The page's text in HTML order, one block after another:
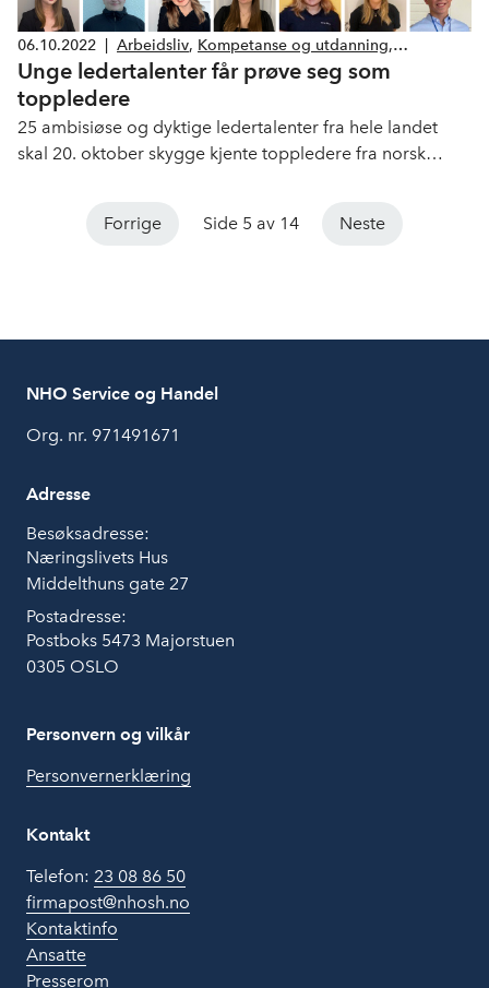
06.10.2022 Arbeidsliv, Kompetanse og utdanning,
Bemanning og rekruttering
Unge ledertalenter får prøve seg som
toppledere
25 ambisiøse og dyktige ledertalenter fra hele landet
skal 20. oktober skygge kjente toppledere fra norsk
følge Maalfrid Brath hos vårt medlem ManpowerGroup
Forrige Side 5 av 14 Neste
NHO Service og Handel
Org. nr. 971491671
Adresse
Besøksadresse:
Næringslivets Hus
Middelthuns gate 27
Postadresse:
Postboks 5473 Majorstuen
0305 OSLO
Personvern og vilkår
Personvernerklæring
Kontakt
Telefon: 23 08 86 50
firmapost@nhosh.no
Kontaktinfo
Ansatte
Presserom